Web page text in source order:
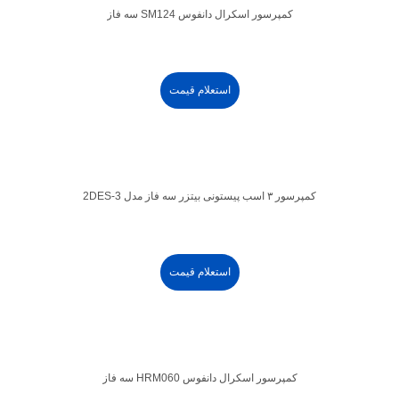
کمپرسور اسکرال دانفوس SM124 سه فاز
استعلام قیمت
کمپرسور ۳ اسب پیستونی بیتزر سه فاز مدل 2DES-3
استعلام قیمت
کمپرسور اسکرال دانفوس HRM060 سه فاز